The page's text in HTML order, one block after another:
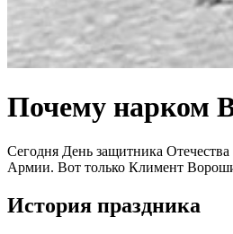
Почему нарком
Сегодня День защитника
Армии. Вот только Климент
История праздника